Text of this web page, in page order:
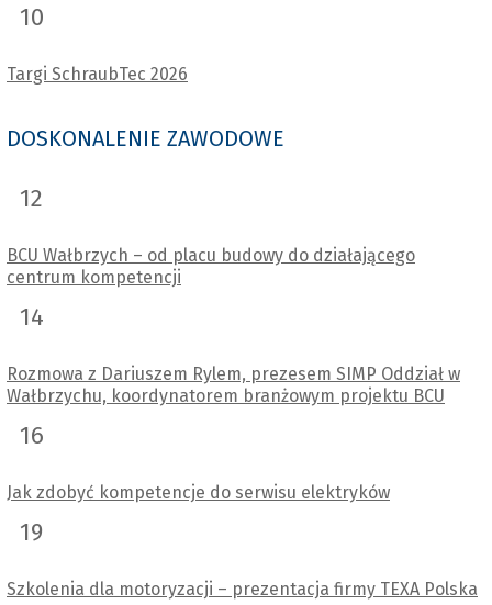
10
Targi SchraubTec 2026
DOSKONALENIE ZAWODOWE
12
BCU Wałbrzych – od placu budowy do działającego
centrum kompetencji
14
Rozmowa z Dariuszem Rylem, prezesem SIMP Oddział w
Wałbrzychu, koordynatorem branżowym projektu BCU
16
Jak zdobyć kompetencje do serwisu elektryków
19
Szkolenia dla motoryzacji – prezentacja firmy TEXA Polska